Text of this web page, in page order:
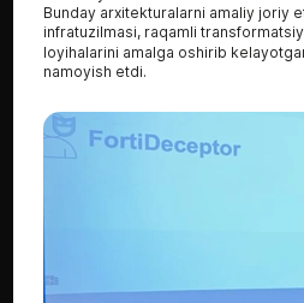
Bunday arxitekturalarni amaliy joriy
infratuzilmasi, raqamli
loyihalarini amalga oshirib
namoyish etdi.